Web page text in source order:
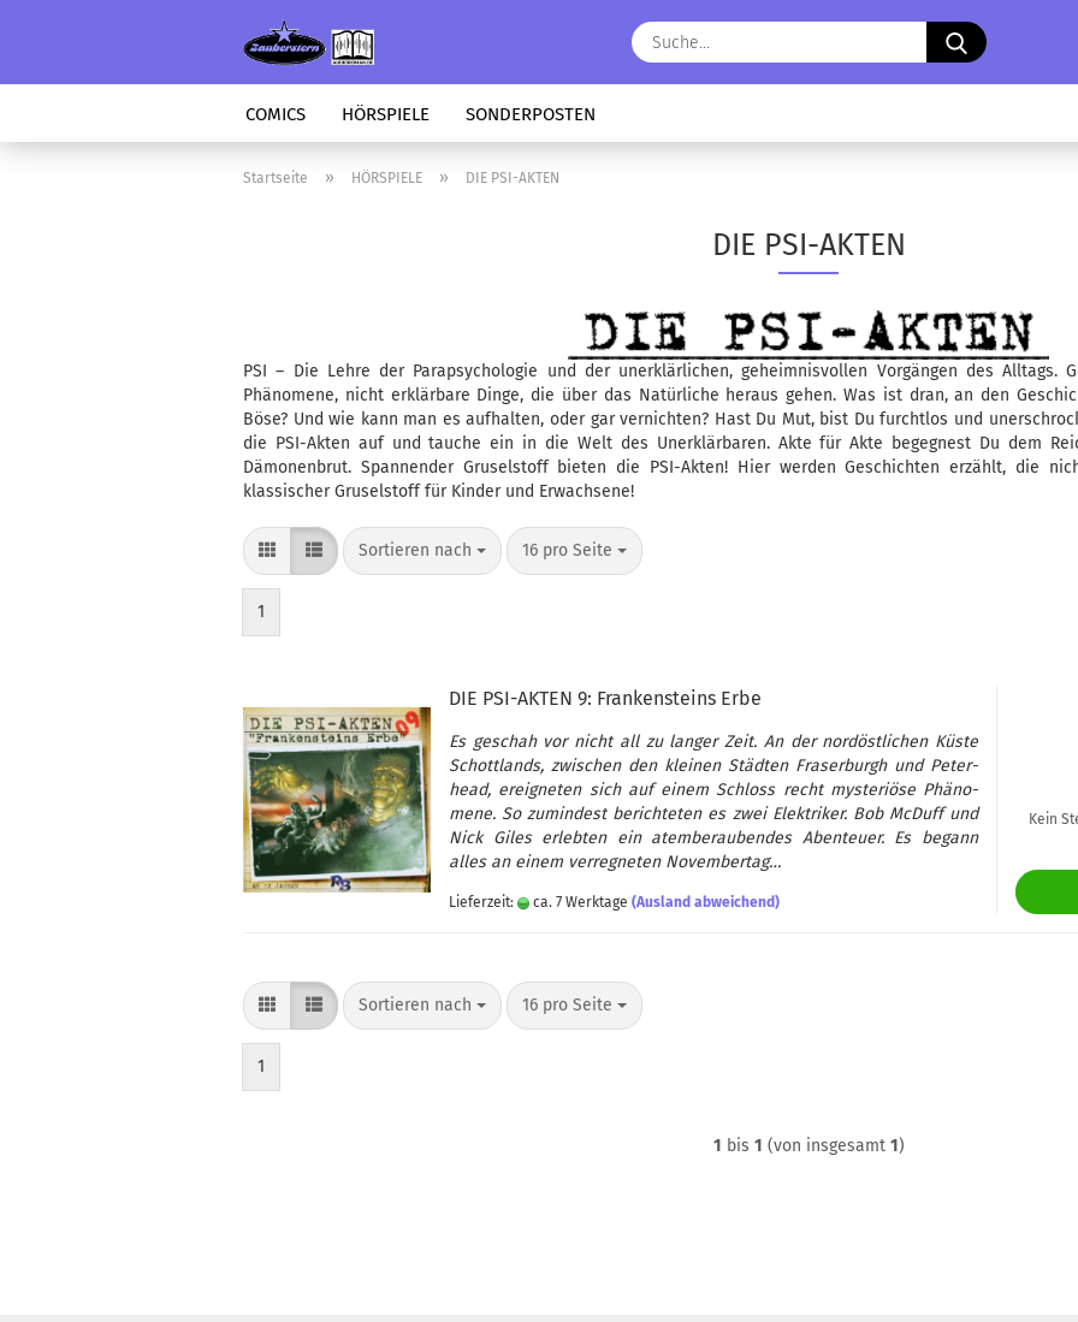
Suche...
COMICS HÖRSPIELE SONDERPOSTEN
Startseite » HÖRSPIELE » DIE PSI-AKTEN
DIE PSI-AKTEN
PSI – Die Lehre der Parapsychologie und der unerklärlichen, geheimnisvollen Vorgängen des Alltags.
Phänomene, nicht erklärbare Dinge, die über das Natürliche heraus gehen. Was ist dran, an den
Böse? Und wie kann man es aufhalten, oder gar vernichten? Hast Du Mut, bist Du furchtlos und
die PSI-Akten auf und tauche ein in die Welt des Unerklärbaren. Akte für Akte begegnest Du dem
Dämonenbrut. Spannender Gruselstoff bieten die PSI-Akten! Hier werden Geschichten erzählt, die
klassischer Gruselstoff für Kinder und Erwachsene!
Sortieren nach
Sortieren nach 16 pro Seite
pro Seite
1
DIE PSI-​AKTEN 9: Fran­ken­steins Erbe
Es ge­schah vor nicht all zu lan­ger Zeit. An der nord­öst­li­chen Küste
Schott­lands, zwi­schen den klei­nen Städ­ten Fras­er­burgh und Pe­ter­
head, er­eig­ne­ten sich auf einem Schloss recht mys­te­riö­se Phä­no­
me­ne. So zu­min­dest be­rich­te­ten es zwei Elek­tri­ker. Bob McDuff und
Nick Giles er­leb­ten ein atem­be­rau­ben­des Aben­teu­er. Es be­gann
alles an einem ver­reg­ne­ten No­vem­ber­tag…
Lieferzeit: ca. 7 Werktage (Ausland abweichend)
Kein
Sortieren nach
Sortieren nach 16 pro Seite
pro Seite
1
1 bis 1 (von insgesamt 1)